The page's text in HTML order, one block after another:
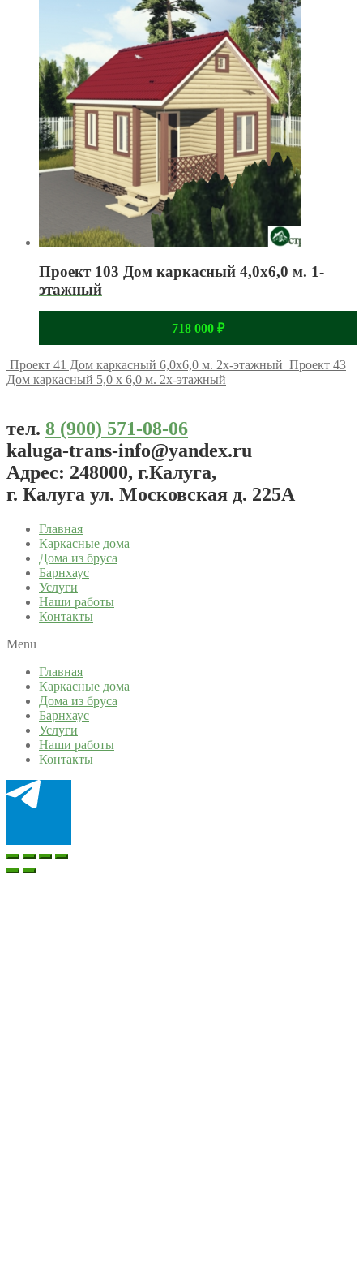
Проект 103 Дом каркасный 4,0х6,0 м. 1-
этажный
718 000 ₽
Проект 41 Дом каркасный 6,0х6,0 м. 2х-этажный Проект 43
Дом каркасный 5,0 х 6,0 м. 2х-этажный
тел. 8 (900) 571-08-06
kaluga-trans-info@yandex.ru
Адрес: 248000, г.Калуга,
г. Калуга ул. Московская д. 225А
Главная
Каркасные дома
Дома из бруса
Барнхаус
Услуги
Наши работы
Контакты
Menu
Главная
Каркасные дома
Дома из бруса
Барнхаус
Услуги
Наши работы
Контакты